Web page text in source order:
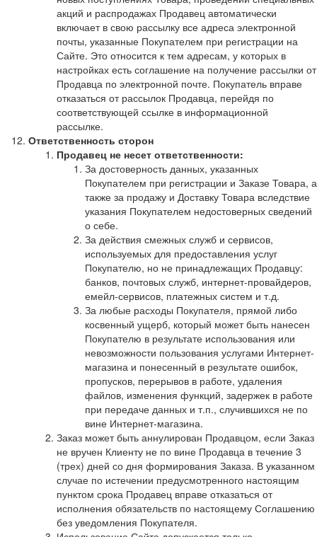
акций и распродажах Продавец автоматически
включает в свою рассылку все адреса электронной
почты, указанные Покупателем при регистрации на
Сайте. Это относится к тем адресам, у которых в
настройках есть соглашение на получение рассылки от
Продавца по электронной почте. Покупатель вправе
отказаться от рассылок Продавца, перейдя по
соответствующей ссылке в информационной
рассылке.
Ответственность сторон
Продавец не несет ответственности:
За достоверность данных, указанных
Покупателем при регистрации и Заказе Товара, а
также за продажу и Доставку Товара вследствие
указания Покупателем недостоверных сведений
о себе.
За действия смежных служб и сервисов,
используемых для предоставления услуг
Покупателю, но не принадлежащих Продавцу:
банков, почтовых служб, интернет-провайдеров,
емейл-сервисов, платежных систем и т.д.
За любые расходы Покупателя, прямой либо
косвенный ущерб, который может быть нанесен
Покупателю в результате использования или
невозможности пользования услугами Интернет-
магазина и понесенный в результате ошибок,
пропусков, перерывов в работе, удаления
файлов, изменения функций, задержек в работе
при передаче данных и т.п., случившихся не по
вине Интернет-магазина.
Заказ может быть аннулирован Продавцом, если Заказ
не вручен Клиенту не по вине Продавца в течение 3
(трех) дней со дня формирования Заказа. В указанном
случае по истечении предусмотренного настоящим
пунктом срока Продавец вправе отказаться от
исполнения обязательств по настоящему Соглашению
без уведомления Покупателя.